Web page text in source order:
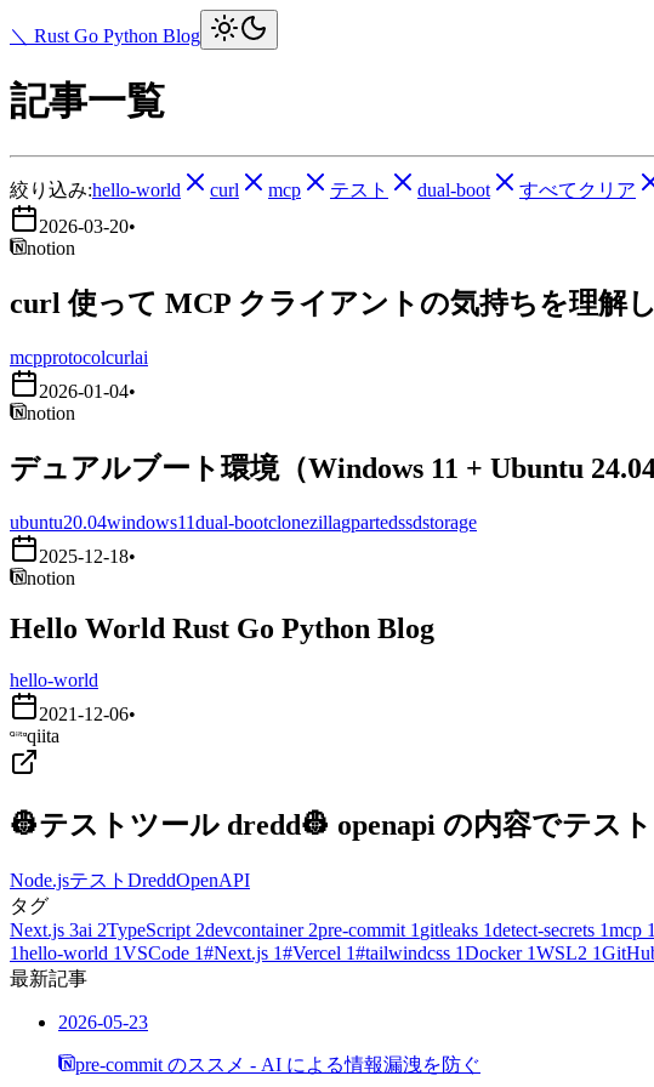
＼ Rust Go Python Blog
記事一覧
絞り込み:hello-world curl mcp テスト dual-boot
すべてクリア
2026-03-20•
notion
curl 使って MCP クライアントの気持ちを理解
mcpprotocolcurlai
2026-01-04•
notion
デュアルブート環境（Windows 11 + Ubuntu
ubuntu20.04windows11dual-bootclonezillagpartedssdstorage
2025-12-18•
notion
Hello World Rust Go Python Blog
hello-world
2021-12-06•
qiita
👷テストツール dredd👷 openapi の内容でテス
Node.jsテスト DreddOpenAPI
タグ
Next.js 3ai 2TypeScript 2devcontainer 2pre-commit 1 gitleaks 1detect-secrets 1mcp 1
1hello-world 1VSCode 1#Next.js 1#Vercel 1#tailwindcss 1Docker 1WSL2 1
最新記事
2026-05-23
pre-commit のススメ - AI による情報漏洩を防ぐ